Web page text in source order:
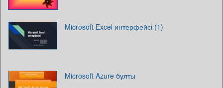
Microsoft Excel интерфейсі (1)
Microsoft Azure бұлты